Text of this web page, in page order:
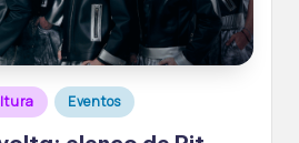
Eventos